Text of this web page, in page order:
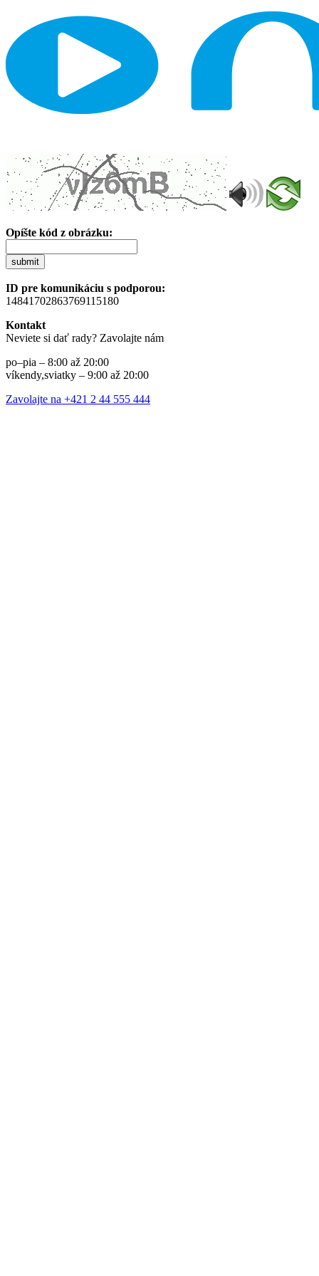
Opíšte kód z obrázku:
submit
ID pre komunikáciu s podporou:
14841702863769115180
Kontakt
Neviete si dať rady? Zavolajte nám
po–pia – 8:00 až 20:00
víkendy,sviatky – 9:00 až 20:00
Zavolajte na +421 2 44 555 444